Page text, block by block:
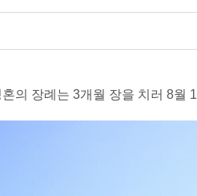
의 장례는 3개월 장을 치러 8월